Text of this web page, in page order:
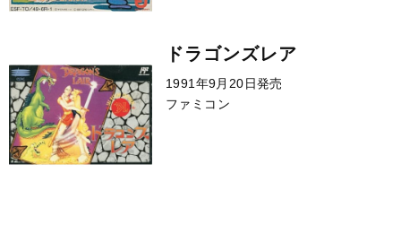
ドラゴンズレア
1991年9月20日発売
ファミコン